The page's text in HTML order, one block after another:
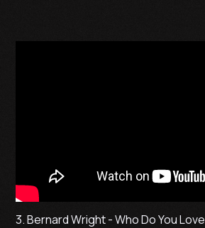
3. Bernard Wright - Who Do You Love